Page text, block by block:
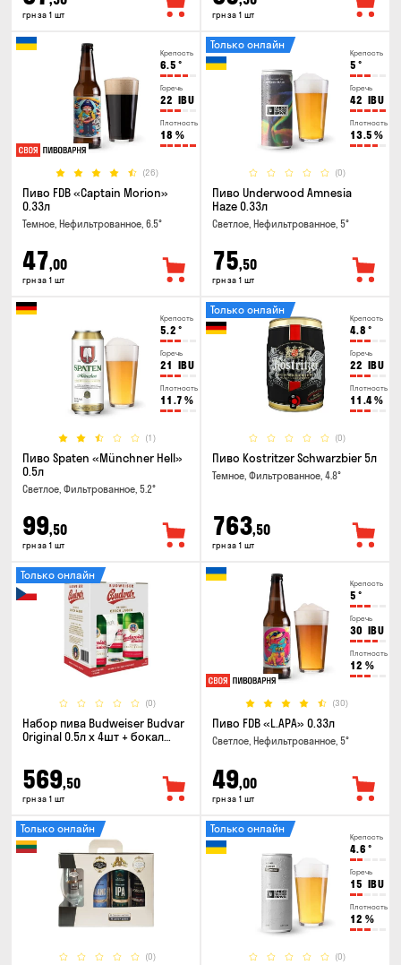
грн за 1 шт грн за 1 шт
Крепость
6.5 °
Горечь
22 IBU
Плотность
18 %
(26)
Пиво FDB «Captain Morion»
0.33л
Темное, Нефильтрованное, 6.5°
47,00
грн за 1 шт
Крепость
5 °
Горечь
42 IBU
Плотность
13.5 %
(0)
Только онлайн
Пиво Underwood Amnesia
Haze 0.33л
Светлое, Нефильтрованное, 5°
75,50
грн за 1 шт
Крепость
5.2 °
Горечь
21 IBU
Плотность
11.7 %
(1)
Пиво Spaten «Münchner Hell»
0.5л
Светлое, Фильтрованное, 5.2°
99,50
грн за 1 шт
Крепость
4.8 °
Горечь
22 IBU
Плотность
11.4%
(0)
Только онлайн
Пиво Kostritzer Schwarzbier 5л
Темное, Фильтрованное, 4.8°
763,50
грн за 1 шт
(0)
Только онлайн
Набор пива Budweiser Budvar
Original 0.5л х 4шт + бокал
569,50
грн за 1 шт
Крепость
5 °
Горечь
30 IBU
Плотность
12 %
(30)
Пиво FDB «L.APA» 0.33л
Светлое, Нефильтрованное, 5°
49,00
грн за 1 шт
(0)
Только онлайн
Крепость
4.6 °
Горечь
15 IBU
Плотность
12 %
(0)
Только онлайн